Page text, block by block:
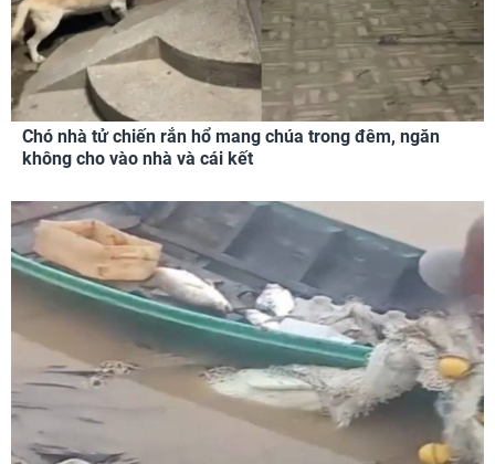
Chó nhà tử chiến rắn hổ mang chúa trong đêm, ngăn
không cho vào nhà và cái kết